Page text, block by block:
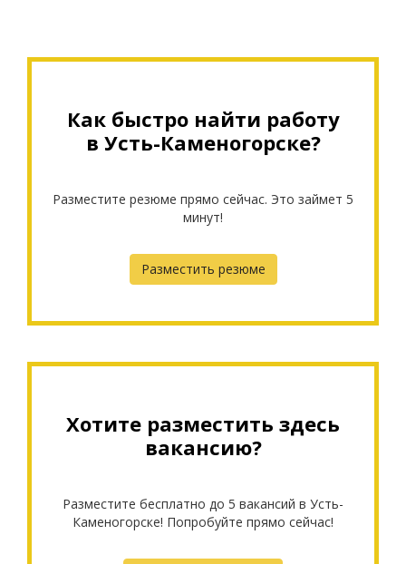
Как быстро найти работу
в Усть-Каменогорске?
Разместите резюме прямо сейчас. Это займет 5
минут!
Разместить резюме
Хотите разместить здесь
вакансию?
Разместите бесплатно до 5 вакансий в Усть-
Каменогорске! Попробуйте прямо сейчас!